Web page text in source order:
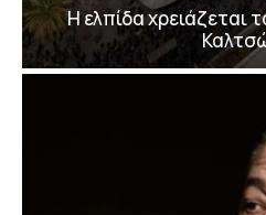
Η ελπίδα χρειάζεται